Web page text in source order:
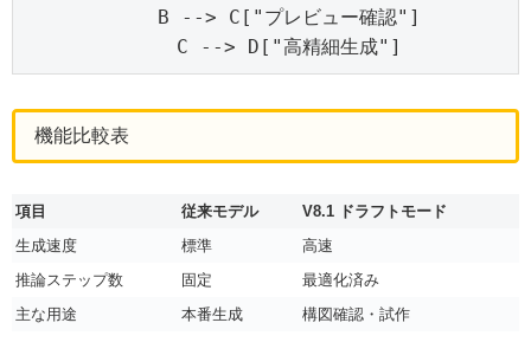
    B --> C["プレビュー確認"]
    C --> D["高精細生成"]
機能比較表
項目 従来モデル
V8.1 ドラフトモード
生成速度
標準
高速
推論ステップ数
固定
最適化済み
主な用途
本番生成 構図確認・試作